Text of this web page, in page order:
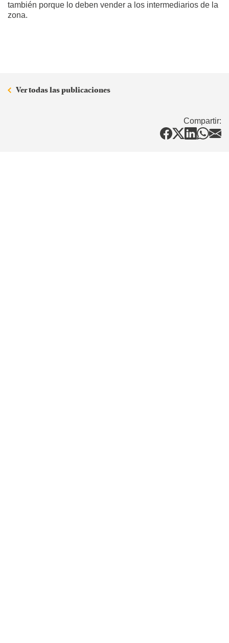
también porque lo deben vender a los intermediarios de la
zona.
Ver todas las publicaciones
Compartir: